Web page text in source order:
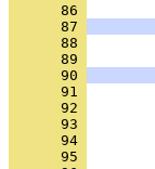
      86
      87
      88
      89
      90
      91
      92
      93
      94
      95